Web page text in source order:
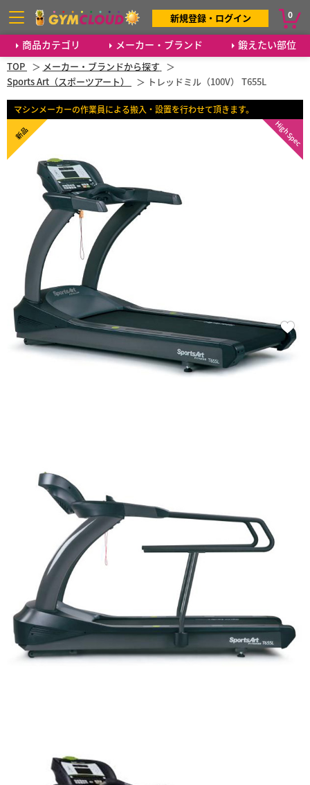
商品カテゴリ メーカー・ブランド 鍛えたい部位
新規登録・ログイン 0
TOP
メーカー・ブランドから探す
Sports Art（スポーツアート）
トレッドミル（100V） T655L
マシンメーカーの作業員による搬入・設置を行わせて頂きます。
High Spec
新品